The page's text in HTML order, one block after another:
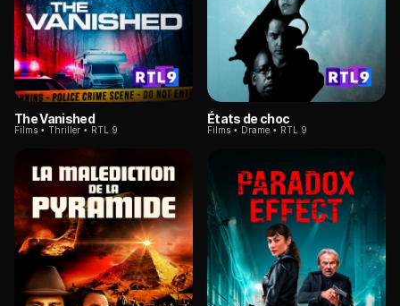
The Vanished
Films Thriller RTL 9
États de choc
Films Drame RTL 9